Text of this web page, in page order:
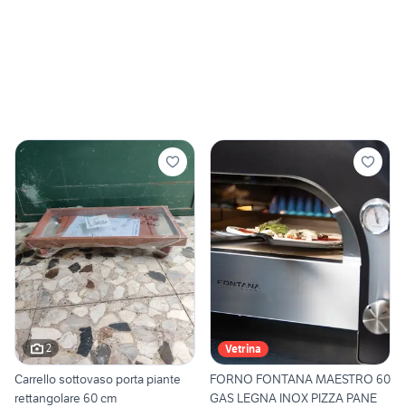
2
Carrello sottovaso porta piante
rettangolare 60 cm
Vetrina
FORNO FONTANA MAESTRO 60
GAS LEGNA INOX PIZZA PANE